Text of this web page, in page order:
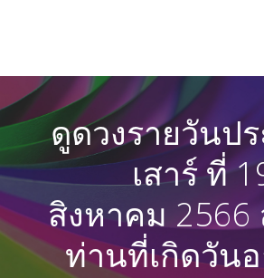
ดูดวงรายวันป
เสาร์ ที่
สิงหาคม 2566
ท่านที่เกิดวัน